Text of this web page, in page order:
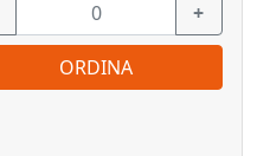
+
ORDINA